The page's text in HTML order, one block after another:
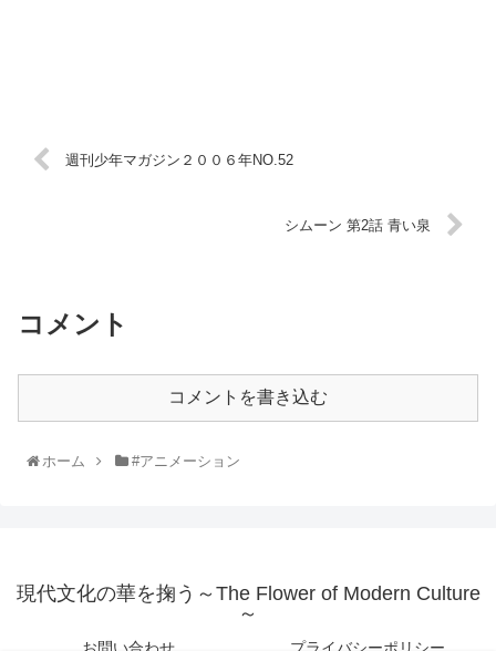
週刊少年マガジン２００６年NO.52
シムーン 第2話 青い泉
コメント
コメントを書き込む
ホーム #アニメーション
現代文化の華を掬う～The Flower of Modern Culture
～